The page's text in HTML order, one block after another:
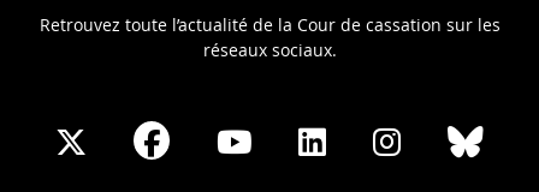
Retrouvez toute l’actualité de la Cour de cassation sur les
réseaux sociaux.
ShareShare
Share
Share
Share